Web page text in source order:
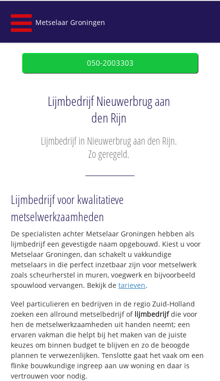
Metselaar Groningen
050-2003303
Lijmbedrijf Nieuwerbrug aan
den Rijn
Lijmbedrijf in Nieuwerbrug aan den Rijn.
Zo geregeld.
Lijmbedrijf voor kwalitatieve
metselwerkzaamheden
De specialisten achter Metselaar Groningen hebben als
lijmbedrijf een gevestigde naam opgebouwd. Kiest u voor
Metselaar Groningen, dan schakelt u vakkundige
metselaars in die perfect inzetbaar zijn voor metselwerk
zoals scheurherstel in muren, voegwerk en bijvoorbeeld
spouwlood vervangen. Bekijk detarieven.
Veel particulieren en bedrijven in de regio Zuid-Holland
zoeken een allround metselbedrijf of lijmbedrijfdie voor
hen de metselwerkzaamheden uit handen neemt; een
ervaren vakman die helpt bij het maken van de juiste
keuzes om binnen budget te blijven en zo de beoogde
plannen te verwezenlijken. Tenslotte gaat het vaak om een
flinke bouwkundige ingreep aan uw woning en daar is
vertrouwen voor nodig.